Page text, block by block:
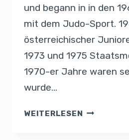
und begann in in den
mit dem Judo-Sport.
österreichischer
1973 und 1975
1970-er Jahre waren
wurde…
WEITERLESEN